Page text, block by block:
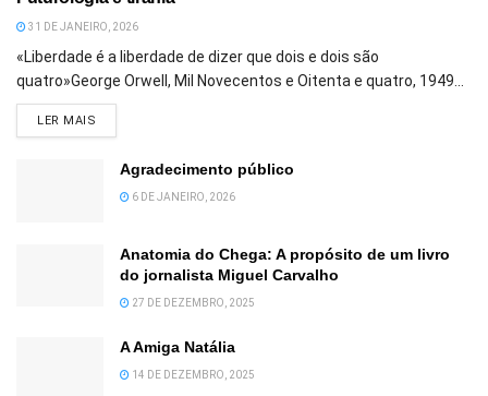
31 DE JANEIRO, 2026
«Liberdade é a liberdade de dizer que dois e dois são
quatro»George Orwell, Mil Novecentos e Oitenta e quatro, 1949...
LER MAIS
Agradecimento público
6 DE JANEIRO, 2026
Anatomia do Chega: A propósito de um livro
do jornalista Miguel Carvalho
27 DE DEZEMBRO, 2025
A Amiga Natália
14 DE DEZEMBRO, 2025